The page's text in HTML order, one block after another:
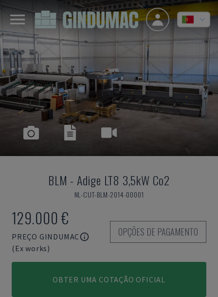
BLM - Adige LT8 3,5kW Co2
NL-CUT-BLM-2014-00001
129.000 €
PREÇO GINDUMAC
(Ex works)
OPÇÕES DE PAGAMENTO
OBTER UMA COTAÇÃO OFICIAL